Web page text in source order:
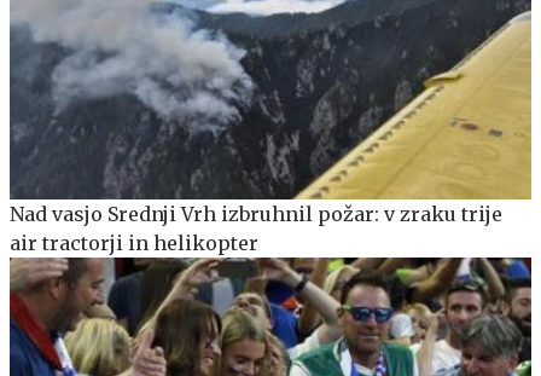
Nad vasjo Srednji Vrh izbruhnil požar: v zraku trije
air tractorji in helikopter